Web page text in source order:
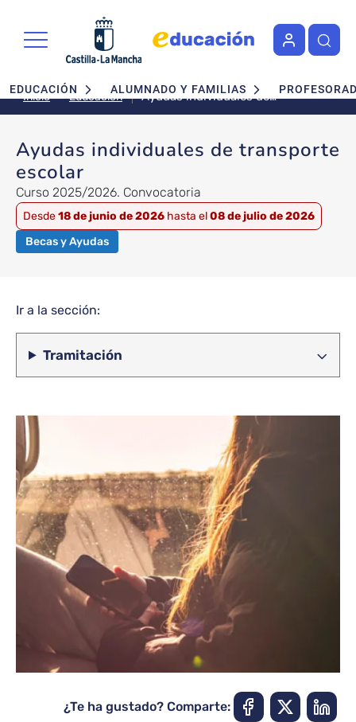
Navegación principal
EDUCACIÓN ALUMNADO Y FAMILIAS
Inicio Educación
Ayudas individuales de
transporte escolar
Ayudas individuales de transporte
escolar
Curso 2025/2026. Convocatoria
Desde18 de junio de 2026 hasta el08 de julio de 2026
Becas y Ayudas
Ir a la sección:
Tramitación
¿Te ha gustado? Comparte: